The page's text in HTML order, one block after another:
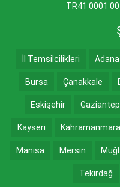
TR41 0001
İl Temsilcilikleri Adana
Bursa Çanakkale
Eskişehir Gaziantep
Kayseri
Manisa Mersin
Tekirdağ